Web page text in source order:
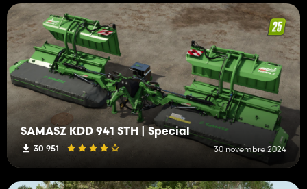
SAMASZ KDD 941 STH | Special
30 951 30 novembre 2024